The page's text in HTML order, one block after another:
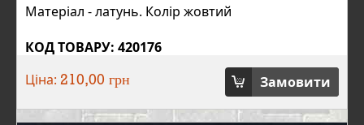
Матеріал - латунь. Колір жовтий
КОД ТОВАРУ: 420176
Ціна: 210,00 грн Замовити